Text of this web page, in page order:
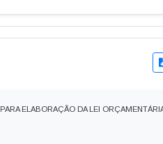
ELABORAÇÃO DA LEI